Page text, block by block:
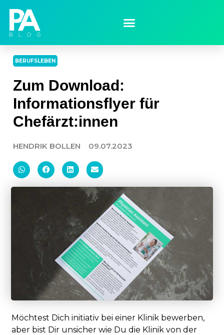
BERUFSLEBEN
Zum Download:
Informationsflyer für
Chefärzt:innen
HENDRIK BOLLEN 09.07.2023
Möchtest Dich initiativ bei einer Klinik bewerben,
aber bist Dir unsicher wie Du die Klinik von der